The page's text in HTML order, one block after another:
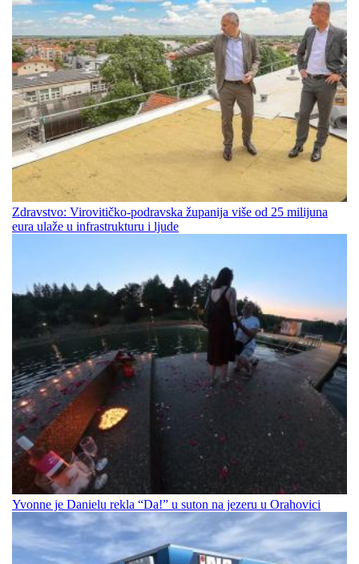
Zdravstvo: Virovitičko-podravska županija više od 25 milijuna
eura ulaže u infrastrukturu i ljude
Yvonne je Danielu rekla “Da!” u suton na jezeru u Orahovici